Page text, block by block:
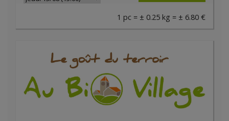
1 pc = ± 0.25 kg = ± 6.80 €